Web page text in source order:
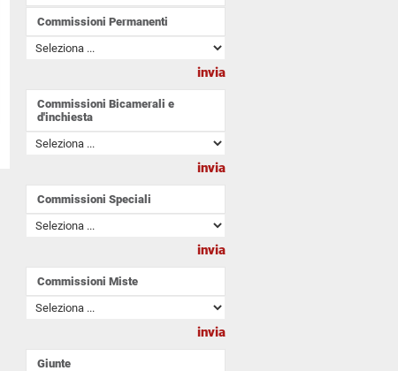
Commissioni Permanenti
Commissioni Bicamerali e
d'inchiesta
Commissioni Speciali
Commissioni Miste
Giunte